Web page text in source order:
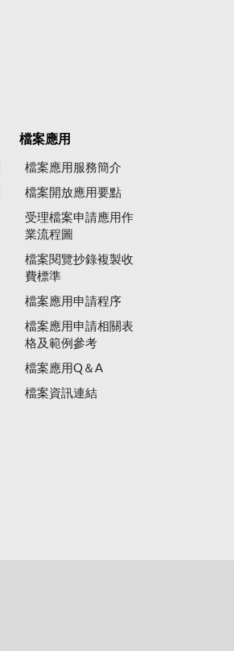
檔案應用
檔案應用服務簡介
檔案開放應用要點
受理檔案申請應用作
業流程圖
檔案閱覽抄錄複製收
費標準
檔案應用申請程序
檔案應用申請相關表
格及範例參考
檔案應用Q＆A
檔案資訊連結